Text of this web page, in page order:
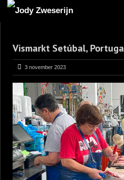
BLOG
LEREN VAN KUNST
BENCE MATE FOTOHUTTEN
OVER MIJ
CONTACT
Vismarkt Setúbal,
3 november 2023